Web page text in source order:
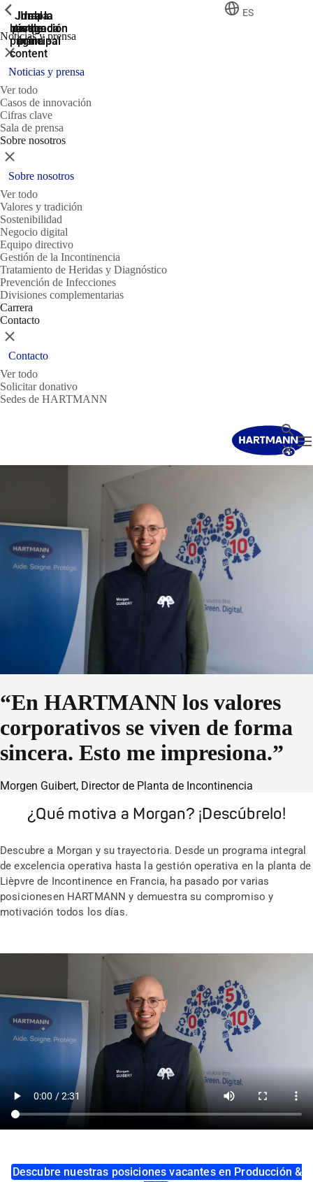
Ir a la
búsqueda
Ir a la
navegación
principal
Ir a la
navegación
principal
Jump
to the
main
content
Ir al
pie de
página
ES
Noticias y prensa
ShowPrevious
Cerrar
Noticias y prensa
Ver todo
Casos de innovación
Cifras clave
Sala de prensa
Sobre nosotros
ShowPrevious
Cerrar
Sobre nosotros
Ver todo
Valores y tradición
Sostenibilidad
Negocio digital
Equipo directivo
Gestión de la Incontinencia
Tratamiento de Heridas y Diagnóstico
Prevención de Infecciones
Divisiones complementarias
Carrera
Contacto
ShowPrevious
Cerrar
Contacto
Ver todo
Solicitar donativo
Sedes de HARTMANN
Buscar
Cerrar
“En HARTMANN los valores
corporativos se viven de forma
sincera. Esto me impresiona.”
Morgen Guibert, Director de Planta de Incontinencia
¿Qué motiva a Morgan? ¡Descúbrelo!
Descubre a Morgan y su trayectoria. Desde un programa integral
de excelencia operativa hasta la gestión operativa en la planta de
Lièpvre de Incontinence en Francia, ha pasado por varias
posicionesen HARTMANN y demuestra su compromiso y
motivación todos los días.
Descubre nuestras posiciones vacantes en Producción &